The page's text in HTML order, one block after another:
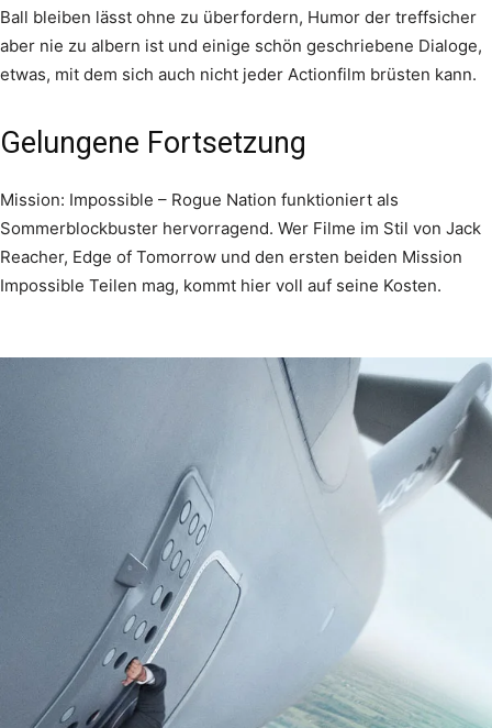
Ball bleiben lässt ohne zu überfordern, Humor der treffsicher
aber nie zu albern ist und einige schön geschriebene Dialoge,
etwas, mit dem sich auch nicht jeder Actionfilm brüsten kann.
Gelungene Fortsetzung
Mission: Impossible – Rogue Nation funktioniert als
Sommerblockbuster hervorragend. Wer Filme im Stil von Jack
Reacher, Edge of Tomorrow und den ersten beiden Mission
Impossible Teilen mag, kommt hier voll auf seine Kosten.